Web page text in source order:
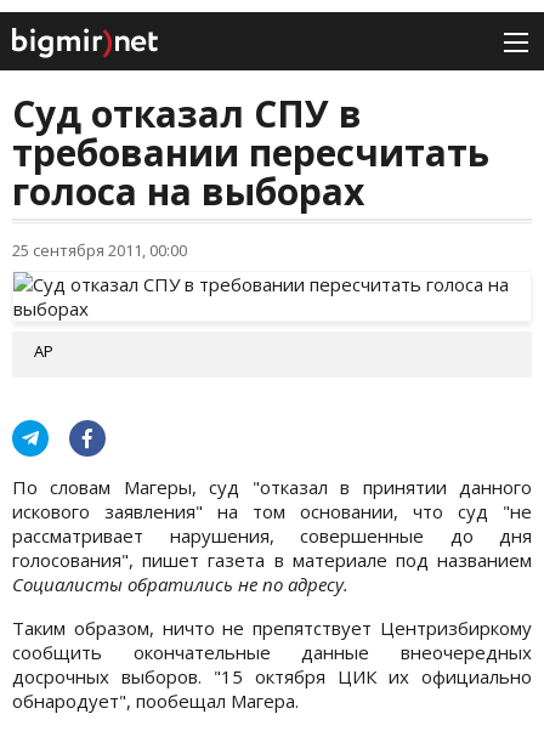
Суд отказал СПУ в
требовании пересчитать
голоса на выборах
25 сентября 2011, 00:00
АР
По словам Магеры, суд "отказал в принятии данного
искового заявления" на том основании, что суд "не
рассматривает нарушения, совершенные до дня
голосования", пишет газета в материале под названием
Социалисты обратились не по адресу.
Таким образом, ничто не препятствует Центризбиркому
сообщить окончательные данные внеочередных
досрочных выборов. "15 октября ЦИК их официально
обнародует", пообещал Магера.